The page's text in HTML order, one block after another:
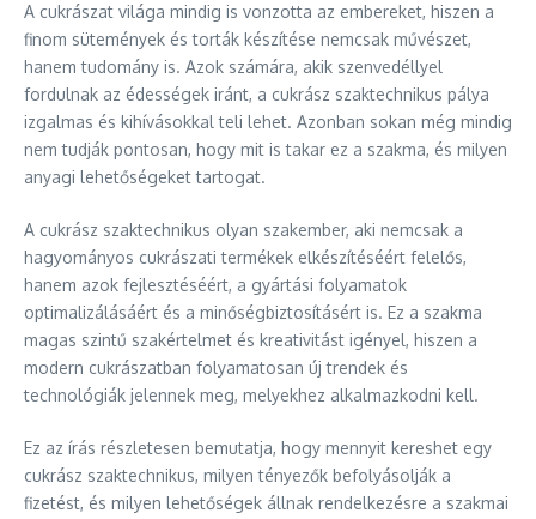
A cukrászat világa mindig is vonzotta az embereket, hiszen a
finom sütemények és torták készítése nemcsak művészet,
hanem tudomány is. Azok számára, akik szenvedéllyel
fordulnak az édességek iránt, a cukrász szaktechnikus pálya
izgalmas és kihívásokkal teli lehet. Azonban sokan még mindig
nem tudják pontosan, hogy mit is takar ez a szakma, és milyen
anyagi lehetőségeket tartogat.
A cukrász szaktechnikus olyan szakember, aki nemcsak a
hagyományos cukrászati termékek elkészítéséért felelős,
hanem azok fejlesztéséért, a gyártási folyamatok
optimalizálásáért és a minőségbiztosításért is. Ez a szakma
magas szintű szakértelmet és kreativitást igényel, hiszen a
modern cukrászatban folyamatosan új trendek és
technológiák jelennek meg, melyekhez alkalmazkodni kell.
Ez az írás részletesen bemutatja, hogy mennyit kereshet egy
cukrász szaktechnikus, milyen tényezők befolyásolják a
fizetést, és milyen lehetőségek állnak rendelkezésre a szakmai